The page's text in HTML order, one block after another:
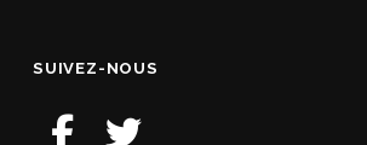
SUIVEZ-NOUS